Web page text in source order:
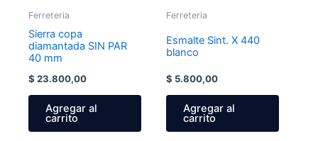
Ferreteria
Sierra copa
diamantada SIN PAR
40 mm
$ 23.800,00
Agregar al
carrito
Ferreteria
Esmalte Sint. X 440
blanco
$ 5.800,00
Agregar al
carrito